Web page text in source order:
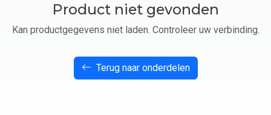
Product niet gevonden
Kan productgegevens niet laden. Controleer uw verbinding.
Terug naar onderdelen